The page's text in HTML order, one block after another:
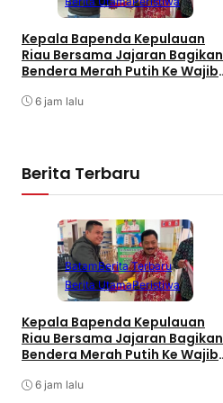
Kepala Bapenda Kepulauan
Riau Bersama Jajaran Bagikan
Bendera Merah Putih Ke Wajib
Kantor Samsat
6 jam lalu
Berita Terbaru
BatamBerita Terbaru
Berita UtamaPeristiwa
Kepala Bapenda Kepulauan
Riau Bersama Jajaran Bagikan
Bendera Merah Putih Ke Wajib
Kantor Samsat
6 jam lalu